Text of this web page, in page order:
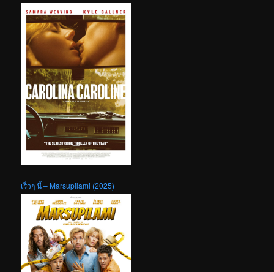
เร็วๆ นี้ – Marsupilami (2025)